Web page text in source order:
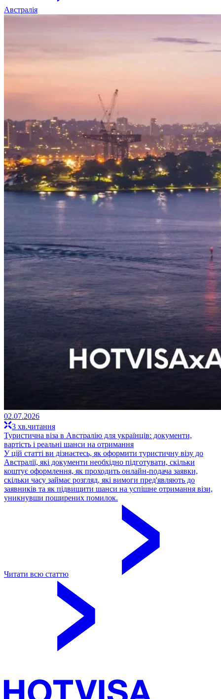
Австралія
02.07.2026
3 хв.читання
Туристична віза в Австралію для українців: документи,
вартість і реальні шанси на отримання
У цій статті ви дізнаєтесь, як оформити туристичну візу до
Австралії, які документи необхідно підготувати, скільки
коштує оформлення, як проходить онлайн-подача заявки,
скільки часу займає розгляд, які вимоги пред'являють до
заявників та як підвищити шанси на успішне отримання візи,
уникнувши поширених помилок.
Читати всю статтю